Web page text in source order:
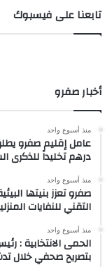
تابعنا على فيسبوك
أخبار صفرو
منذ أسبوع واحد
درهم تخليداً للذكرى
منذ أسبوع واحد
صفرو تعزز بنيتها
التقني للنفايات
منذ أسبوع واحد
الحمى الانتخابية :
بتصريح صحفي خلال